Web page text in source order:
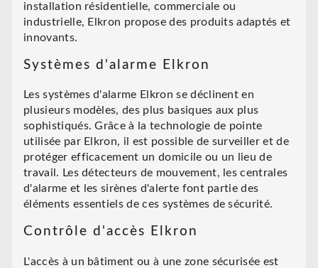
installation résidentielle, commerciale ou
industrielle, Elkron propose des produits adaptés et
innovants.
Systèmes d'alarme Elkron
Les systèmes d'alarme Elkron se déclinent en
plusieurs modèles, des plus basiques aux plus
sophistiqués. Grâce à la technologie de pointe
utilisée par Elkron, il est possible de surveiller et de
protéger efficacement un domicile ou un lieu de
travail. Les détecteurs de mouvement, les centrales
d'alarme et les sirènes d'alerte font partie des
éléments essentiels de ces systèmes de sécurité.
Contrôle d'accès Elkron
L'accès à un bâtiment ou à une zone sécurisée est